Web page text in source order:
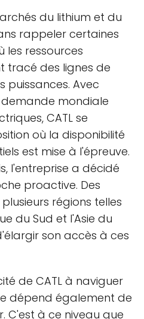
du lithium et du
rappeler certaines
les ressources
tracé des lignes de
puissances. Avec
mondiale
CATL se
où la disponibilité
est mise à l'épreuve.
l'entreprise a décidé
proactive. Des
régions telles
du Sud et l'Asie du
son accès à ces
de CATL à naviguer
dépend également de
C'est à ce niveau que